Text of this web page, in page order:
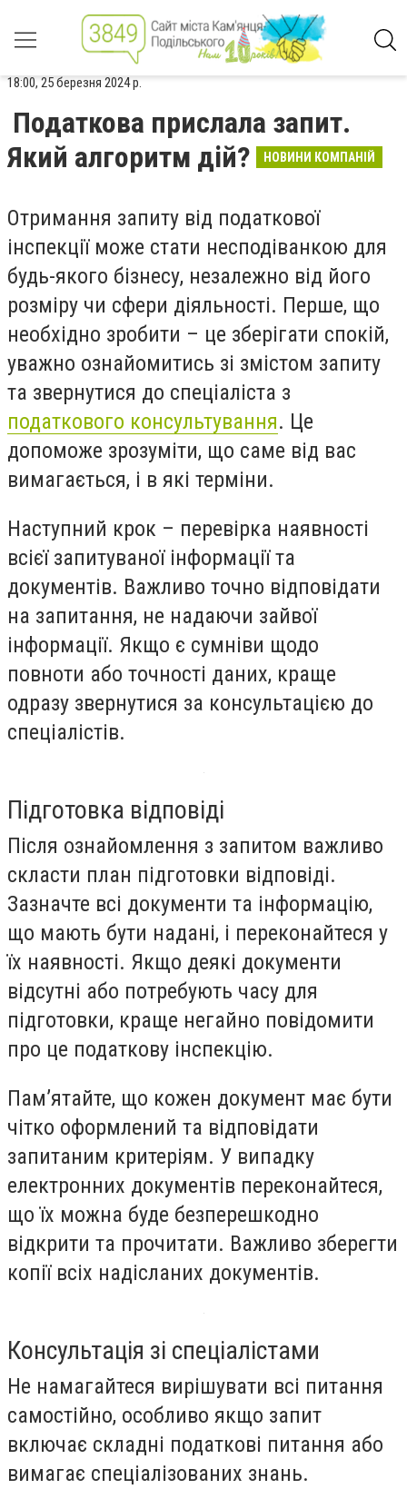
18:00, 25 березня 2024 р.
Податкова прислала запит.
Який алгоритм дій?
НОВИНИ КОМПАНІЙ
Отримання запиту від податкової
інспекції може стати несподіванкою для
будь-якого бізнесу, незалежно від його
розміру чи сфери діяльності. Перше, що
необхідно зробити – це зберігати спокій,
уважно ознайомитись зі змістом запиту
та звернутися до спеціаліста з
податкового консультування. Це
допоможе зрозуміти, що саме від вас
вимагається, і в які терміни.
Наступний крок – перевірка наявності
всієї запитуваної інформації та
документів. Важливо точно відповідати
на запитання, не надаючи зайвої
інформації. Якщо є сумніви щодо
повноти або точності даних, краще
одразу звернутися за консультацією до
спеціалістів.
Підготовка відповіді
Після ознайомлення з запитом важливо
скласти план підготовки відповіді.
Зазначте всі документи та інформацію,
що мають бути надані, і переконайтеся у
їх наявності. Якщо деякі документи
відсутні або потребують часу для
підготовки, краще негайно повідомити
про це податкову інспекцію.
Пам’ятайте, що кожен документ має бути
чітко оформлений та відповідати
запитаним критеріям. У випадку
електронних документів переконайтеся,
що їх можна буде безперешкодно
відкрити та прочитати. Важливо зберегти
копії всіх надісланих документів.
Консультація зі спеціалістами
Не намагайтеся вирішувати всі питання
самостійно, особливо якщо запит
включає складні податкові питання або
вимагає спеціалізованих знань.